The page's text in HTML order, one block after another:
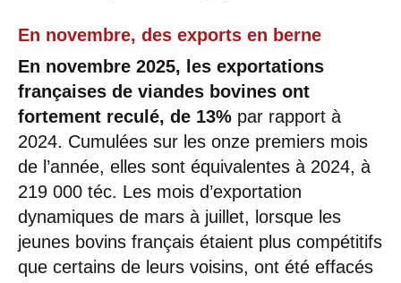
En novembre, des exports en berne
En novembre 2025, les exportations
françaises de viandes bovines ont
fortement reculé, de 13% par rapport à
2024. Cumulées sur les onze premiers mois
de l’année, elles sont équivalentes à 2024, à
219 000 téc. Les mois d’exportation
dynamiques de mars à juillet, lorsque les
jeunes bovins français étaient plus compétitifs
que certains de leurs voisins, ont été effacés